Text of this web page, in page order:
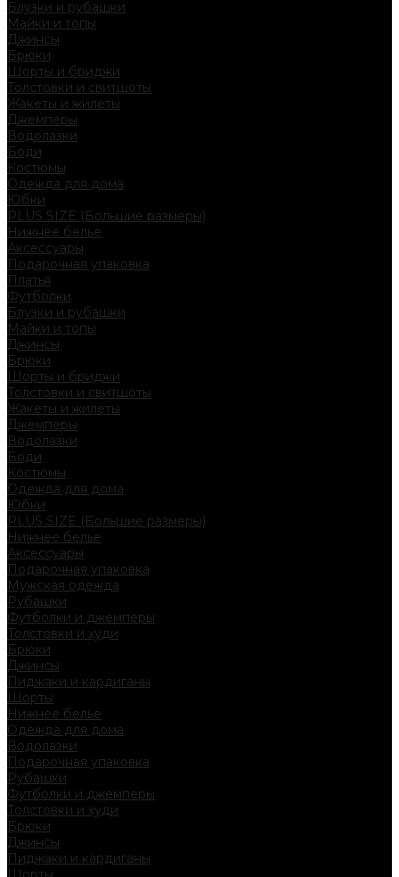
Блузки и рубашки
Майки и топы
Джинсы
Брюки
Шорты и бриджи
Толстовки и свитшоты
Жакеты и жилеты
Джемперы
Водолазки
Боди
Костюмы
Одежда для дома
Юбки
PLUS SIZE (Большие размеры)
Нижнее белье
Аксессуары
Подарочная упаковка
Платья
Футболки
Блузки и рубашки
Майки и топы
Джинсы
Брюки
Шорты и бриджи
Толстовки и свитшоты
Жакеты и жилеты
Джемперы
Водолазки
Боди
Костюмы
Одежда для дома
Юбки
PLUS SIZE (Большие размеры)
Нижнее белье
Аксессуары
Подарочная упаковка
Мужская одежда
Рубашки
Футболки и джемперы
Толстовки и худи
Брюки
Джинсы
Пиджаки и кардиганы
Шорты
Нижнее белье
Одежда для дома
Водолазки
Подарочная упаковка
Рубашки
Футболки и джемперы
Толстовки и худи
Брюки
Джинсы
Пиджаки и кардиганы